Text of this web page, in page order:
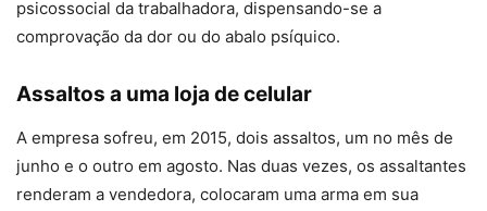
psicossocial da trabalhadora, dispensando-se a
comprovação da dor ou do abalo psíquico.
Assaltos a uma loja de celular
A empresa sofreu, em 2015, dois assaltos, um no mês de
junho e o outro em agosto. Nas duas vezes, os assaltantes
renderam a vendedora, colocaram uma arma em sua